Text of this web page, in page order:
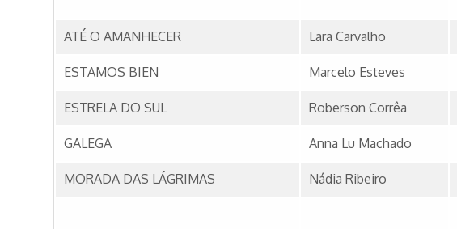
ATÉ O AMANHECER Lara Carvalho
ESTAMOS BIEN Marcelo Esteves
ESTRELA DO SUL Roberson Corrêa
GALEGA Anna Lu Machado
MORADA DAS LÁGRIMAS Nádia Ribeiro